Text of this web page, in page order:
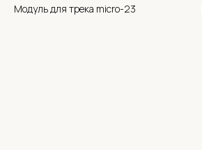
Модуль для трека micro-23